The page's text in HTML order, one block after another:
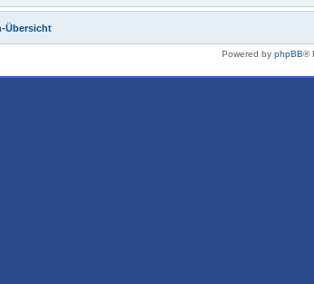
Übersicht
Powered by phpBB®